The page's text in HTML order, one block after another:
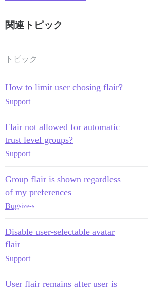
関連トピック
トピック
How to limit user chosing flair?
Support
Flair not allowed for automatic
trust level groups?
Support
Group flair is shown regardless
of my preferences
Bugsize-s
Disable user-selectable avatar
flair
Support
User flair remains after user is